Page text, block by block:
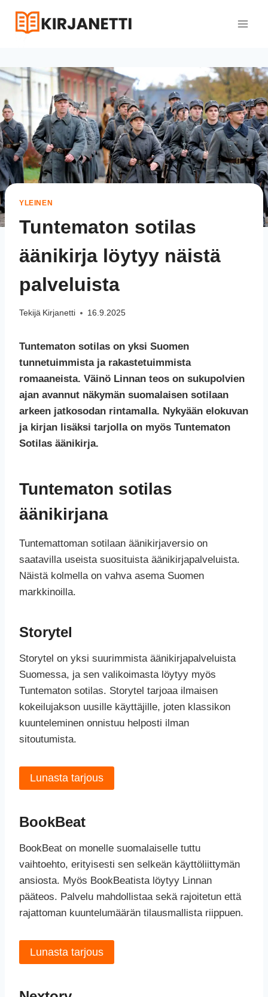
sisältöön
YLEINEN
Tuntematon sotilas
äänikirja löytyy näistä
palveluista
Tekijä Kirjanetti 16.9.2025
Tuntematon sotilas on yksi Suomen
tunnetuimmista ja rakastetuimmista
romaaneista. Väinö Linnan teos on sukupolvien
ajan avannut näkymän suomalaisen sotilaan
arkeen jatkosodan rintamalla. Nykyään elokuvan
ja kirjan lisäksi tarjolla on myös Tuntematon
Sotilas äänikirja.
Tuntematon sotilas
äänikirjana
Tuntemattoman sotilaan äänikirjaversio on
saatavilla useista suosituista äänikirjapalveluista.
Näistä kolmella on vahva asema Suomen
markkinoilla.
Storytel
Storytel on yksi suurimmista äänikirjapalveluista
Suomessa, ja sen valikoimasta löytyy myös
Tuntematon sotilas. Storytel tarjoaa ilmaisen
kokeilujakson uusille käyttäjille, joten klassikon
kuunteleminen onnistuu helposti ilman
sitoutumista.
Lunasta tarjous
BookBeat
BookBeat on monelle suomalaiselle tuttu
vaihtoehto, erityisesti sen selkeän käyttöliittymän
ansiosta. Myös BookBeatista löytyy Linnan
pääteos. Palvelu mahdollistaa sekä rajoitetun että
rajattoman kuuntelumäärän tilausmallista riippuen.
Lunasta tarjous